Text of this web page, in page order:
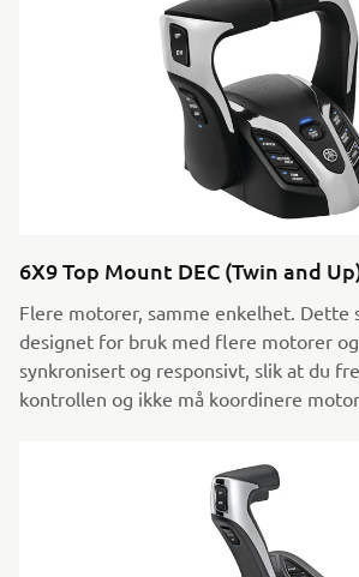
6X9 Top Mount DEC (Twin and
Flere motorer, samme enkelhet. Dette
designet for bruk med flere motorer
synkronisert og responsivt, slik at du
kontrollen og ikke må koordinere